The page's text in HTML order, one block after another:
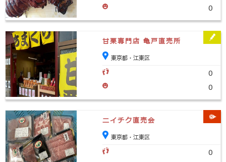
0
甘栗専門店 亀戸直売所
東京都・江東区
0
0
ニイチク直売会
東京都・江東区
0